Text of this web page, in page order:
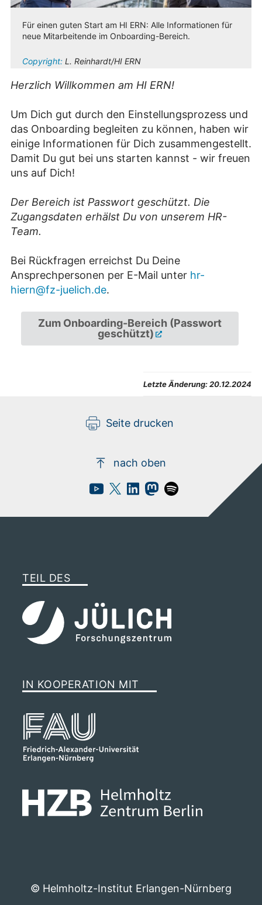
Für einen guten Start am HI ERN: Alle Informationen für
neue Mitarbeitende im Onboarding-Bereich.
Copyright: L. Reinhardt/HI ERN
Herzlich Willkommen am HI ERN!
Um Dich gut durch den Einstellungsprozess und
das Onboarding begleiten zu können, haben wir
einige Informationen für Dich zusammengestellt.
Damit Du gut bei uns starten kannst - wir freuen
uns auf Dich!
Der Bereich ist Passwort geschützt. Die
Zugangsdaten erhälst Du von unserem HR-
Team.
Bei Rückfragen erreichst Du Deine
Ansprechpersonen per E-Mail unter hr-
hiern@fz-juelich.de.
Zum Onboarding-Bereich (Passwort
geschützt)
Letzte Änderung:20.12.2024
Seite drucken
nach oben
TEIL DES
IN KOOPERATION MIT
© Helmholtz-Institut Erlangen-Nürnberg